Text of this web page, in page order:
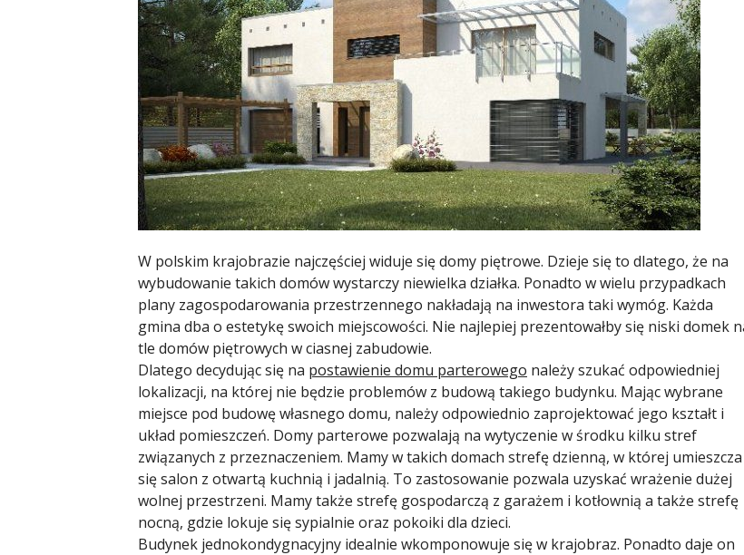
W polskim krajobrazie najczęściej widuje się domy piętrowe. Dzieje się to dlatego, że na
wybudowanie takich domów wystarczy niewielka działka. Ponadto w wielu przypadkach
plany zagospodarowania przestrzennego nakładają na inwestora taki wymóg. Każda
gmina dba o estetykę swoich miejscowości. Nie najlepiej prezentowałby się niski domek
tle domów piętrowych w ciasnej zabudowie.
Dlatego decydując się na postawienie domu parterowego należy szukać odpowiedniej
lokalizacji, na której nie będzie problemów z budową takiego budynku. Mając wybrane
miejsce pod budowę własnego domu, należy odpowiednio zaprojektować jego kształt i
układ pomieszczeń. Domy parterowe pozwalają na wytyczenie w środku kilku stref
związanych z przeznaczeniem. Mamy w takich domach strefę dzienną, w której umieszcza
się salon z otwartą kuchnią i jadalnią. To zastosowanie pozwala uzyskać wrażenie dużej
wolnej przestrzeni. Mamy także strefę gospodarczą z garażem i kotłownią a także strefę
nocną, gdzie lokuje się sypialnie oraz pokoiki dla dzieci.
Budynek jednokondygnacyjny idealnie wkomponowuje się w krajobraz. Ponadto daje on